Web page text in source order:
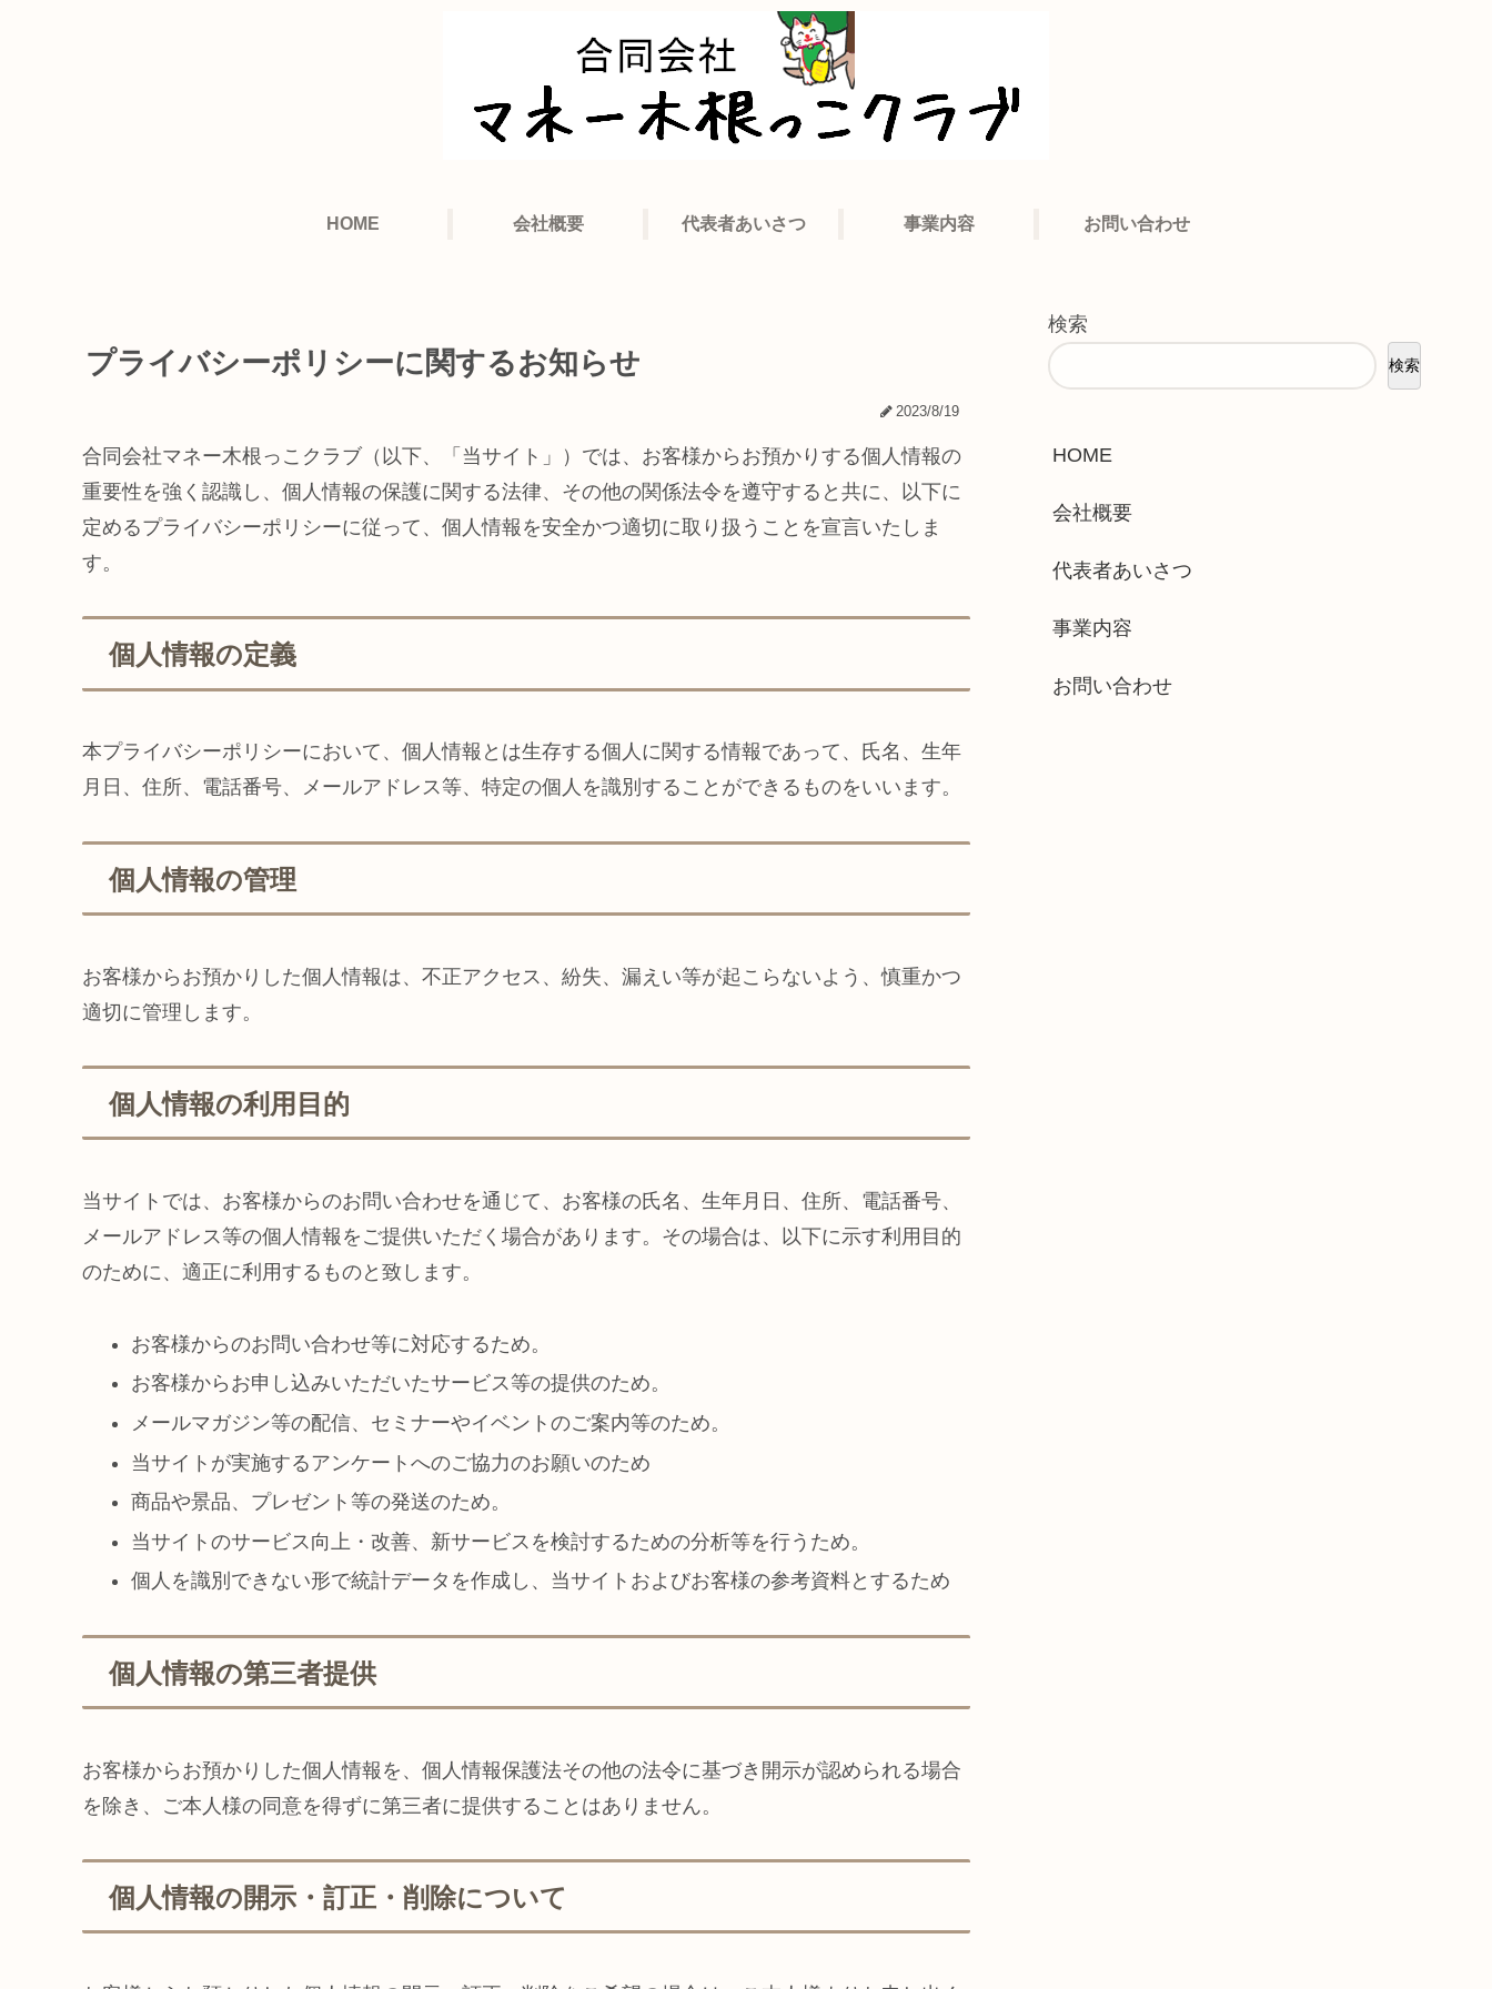
HOME 会社概要 代表者あいさつ 事業内容 お問い合わせ
プライバシーポリシーに関するお知らせ
2023/8/19
合同会社マネー木根っこクラブ（以下、「当サイト」）では、お客様からお預かりする個人情報の
重要性を強く認識し、個人情報の保護に関する法律、その他の関係法令を遵守すると共に、以下に
定めるプライバシーポリシーに従って、個人情報を安全かつ適切に取り扱うことを宣言いたしま
す。
個人情報の定義
本プライバシーポリシーにおいて、個人情報とは生存する個人に関する情報であって、氏名、生年
月日、住所、電話番号、メールアドレス等、特定の個人を識別することができるものをいいます。
個人情報の管理
お客様からお預かりした個人情報は、不正アクセス、紛失、漏えい等が起こらないよう、慎重かつ
適切に管理します。
個人情報の利用目的
当サイトでは、お客様からのお問い合わせを通じて、お客様の氏名、生年月日、住所、電話番号、
メールアドレス等の個人情報をご提供いただく場合があります。その場合は、以下に示す利用目的
のために、適正に利用するものと致します。
お客様からのお問い合わせ等に対応するため。
お客様からお申し込みいただいたサービス等の提供のため。
メールマガジン等の配信、セミナーやイベントのご案内等のため。
当サイトが実施するアンケートへのご協力のお願いのため
商品や景品、プレゼント等の発送のため。
当サイトのサービス向上・改善、新サービスを検討するための分析等を行うため。
個人を識別できない形で統計データを作成し、当サイトおよびお客様の参考資料とするため
個人情報の第三者提供
お客様からお預かりした個人情報を、個人情報保護法その他の法令に基づき開示が認められる場合
を除き、ご本人様の同意を得ずに第三者に提供することはありません。
個人情報の開示・訂正・削除について
検索
検索
HOME
会社概要
代表者あいさつ
事業内容
お問い合わせ